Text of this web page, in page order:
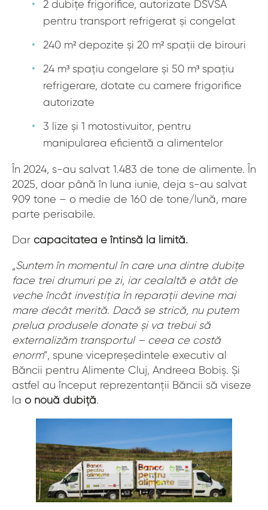
2 dubițe frigorifice, autorizate DSVSA
pentru transport refrigerat și congelat
240 m² depozite și 20 m² spații de birouri
24 m³ spațiu congelare și 50 m³ spațiu
refrigerare, dotate cu camere frigorifice
autorizate
3 lize și 1 motostivuitor, pentru
manipularea eficientă a alimentelor
În 2024, s-au salvat 1.483 de tone de alimente. În
2025, doar până în luna iunie, deja s-au salvat
909 tone – o medie de 160 de tone/lună, mare
parte perisabile.
Dar capacitatea e întinsă la limită.
„Suntem în momentul în care una dintre dubițe
face trei drumuri pe zi, iar cealaltă e atât de
veche încât investiția în reparații devine mai
mare decât merită. Dacă se strică, nu putem
prelua produsele donate și va trebui să
externalizăm transportul – ceea ce costă
enorm”, spune vicepreședintele executiv al
Băncii pentru Alimente Cluj, Andreea Bobiș. Și
astfel au început reprezentanții Băncii să viseze
la o nouă dubiță.